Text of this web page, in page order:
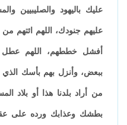
عليك باليهود والصليبيين
عليهم جنودك، اللهم ائتهم
أفشل خططهم، اللهم
ببعض، وأنزل بهم بأسك الذي
من أراد بلدنا هذا أو بلاد
بطشك وعذابك ورده على